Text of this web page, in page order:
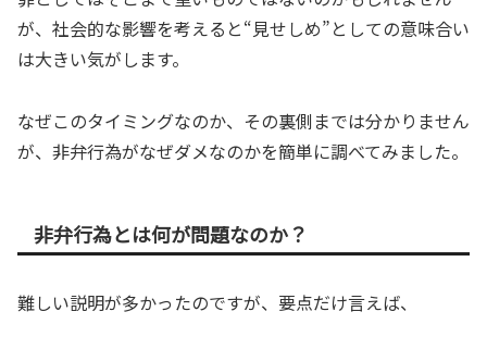
が、社会的な影響を考えると“見せしめ”としての意味合い
は大きい気がします。
なぜこのタイミングなのか、その裏側までは分かりません
が、非弁行為がなぜダメなのかを簡単に調べてみました。
非弁行為とは何が問題なのか？
難しい説明が多かったのですが、要点だけ言えば、